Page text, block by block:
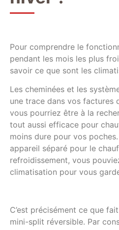
Pour comprendre le
pendant les mois les plus
savoir ce que sont les
Les cheminées et les
une trace dans vos factures
vous pourriez être à la
tout aussi efficace pour
moins dure pour vos
appareil séparé pour le
refroidissement, vous
climatisation pour vous
C’est précisément ce que
mini-split réversible. Par